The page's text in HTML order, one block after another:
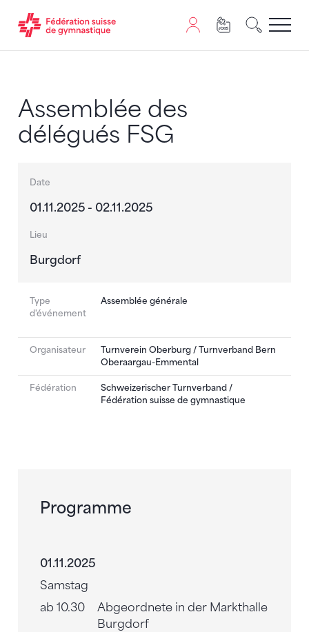
Assemblée des
délégués FSG
Date
01.11.2025 - 02.11.2025
Lieu
Burgdorf
Type
d'événement
Assemblée générale
Organisateur
Turnverein Oberburg / Turnverband Bern
Oberaargau-Emmental
Fédération
Schweizerischer Turnverband /
Fédération suisse de gymnastique
Programme
01.11.2025
Samstag
ab 10.30
Abgeordnete in der Markthalle
Burgdorf